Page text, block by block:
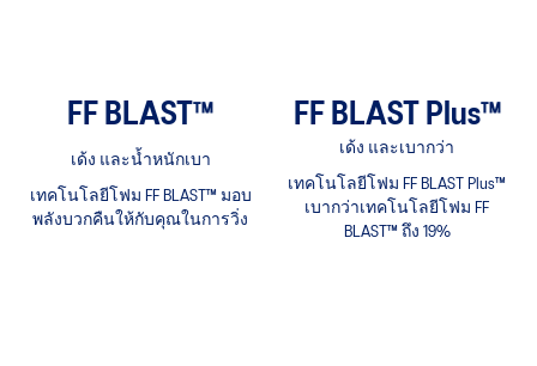
FF BLAST™
เด้ง และน้ำหนักเบา
เทคโนโลยีโฟม FF BLAST™ มอบ
พลังบวกคืนให้กับคุณในการวิ่ง
FF BLAST Plus™
เด้ง และเบากว่า
เทคโนโลยีโฟม FF BLAST Plus™
เบากว่าเทคโนโลยีโฟม FF
BLAST™ ถึง 19%